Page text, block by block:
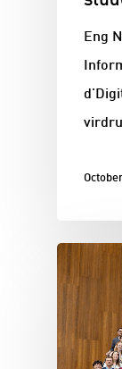
Eng